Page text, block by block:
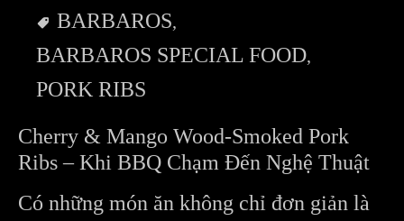
BARBAROS
BARBAROS SPECIAL FOOD
PORK RIBS
Cherry & Mango Wood-Smoked Pork
Ribs – Khi BBQ Chạm Đến Nghệ Thuật
Có những món ăn không chỉ đơn giản là